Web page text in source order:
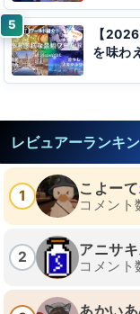
【
を味わ
レビュアーランキ
1 こよーて
コメント
2 アニサ
コメント
あかい